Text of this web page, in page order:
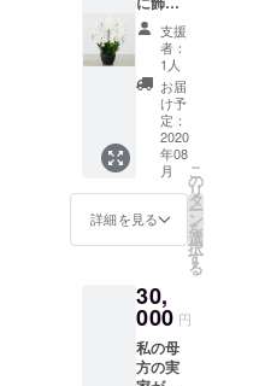
お願い
致しま
す！ ま
た、必
ず刻印
頂くお
名前を
ご教示
頂くよ
うお願
い致し
ます。
の後半
を予定
してお
りま
す。
胡蝶蘭
に ご支
援いた
だいた
皆様の
名前を
記載さ
せて頂
きま
す。 開
店記念
を華や
かに
頂けれ
ば嬉し
いで
す。 ま
た、８
支援
者：
1人
お届
け予
定：
2020
年08
月
詳細を見る
こ
の
リ
タ
ー
ン
を
選
択
す
る
30,
000 円
私の母
方の実